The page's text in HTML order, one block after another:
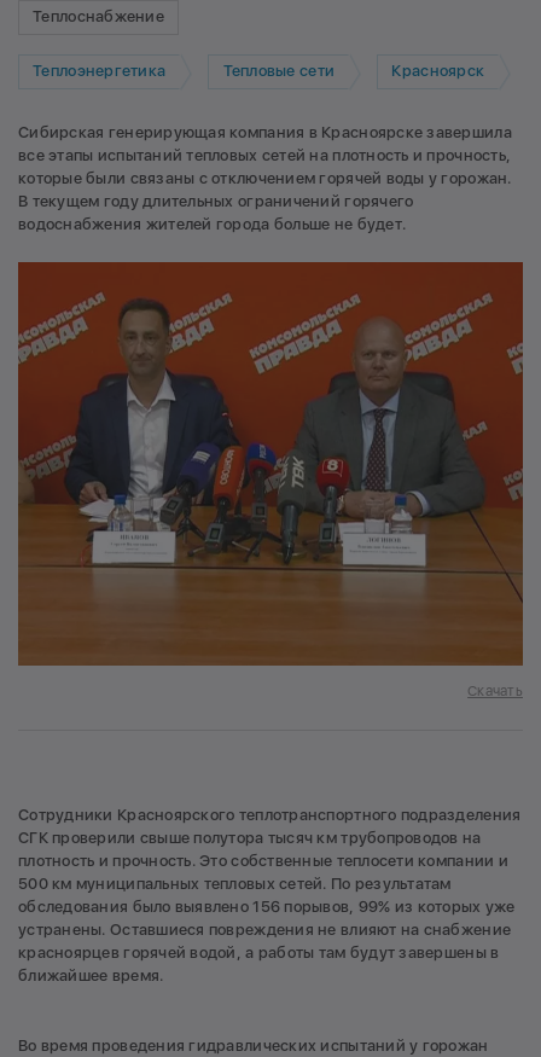
Теплоснабжение
Теплоэнергетика Тепловые сети Красноярск
Сибирская генерирующая компания в Красноярске завершила
все этапы испытаний тепловых сетей на плотность и прочность,
которые были связаны с отключением горячей воды у горожан.
В текущем году длительных ограничений горячего
водоснабжения жителей города больше не будет.
Скачать
Сотрудники Красноярского теплотранспортного подразделения
СГК проверили свыше полутора тысяч км трубопроводов на
плотность и прочность. Это собственные теплосети компании и
500 км муниципальных тепловых сетей. По результатам
обследования было выявлено 156 порывов, 99% из которых уже
устранены. Оставшиеся повреждения не влияют на снабжение
красноярцев горячей водой, а работы там будут завершены в
ближайшее время.
Во время проведения гидравлических испытаний у горожан